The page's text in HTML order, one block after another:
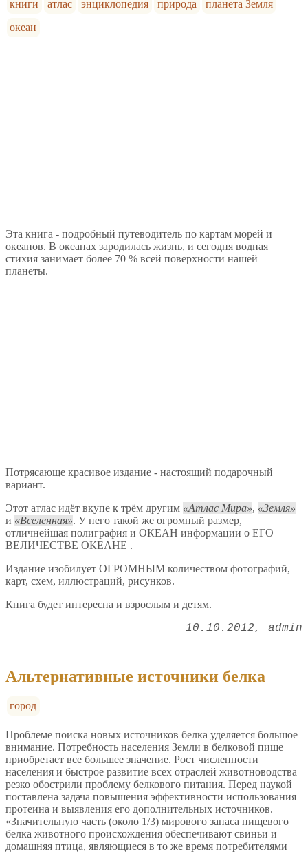
книги атлас энциклопедия природа
планета Земля
океан
Эта книга - подробный путеводитель по картам морей и
океанов. В океанах зародилась жизнь, и сегодня водная
стихия занимает более 70 % всей поверхности нашей
планеты.
Потрясающе красивое издание - настоящий подарочный
вариант.
Этот атлас идёт вкупе к трём другим
Атлас Мира ,
Земля
и
Вселенная . У него такой же огромный размер,
отличнейшая полиграфия и ОКЕАН информации о ЕГО
ВЕЛИЧЕСТВЕ ОКЕАНЕ .
Издание изобилует ОГРОМНЫМ количеством фотографий,
карт, схем, иллюстраций, рисунков.
Книга будет интересна и взрослым и детям.
10.10.2012 admin
Альтернативные источники белка
город
Проблеме поиска новых источников белка уделяется большое
внимание. Потребность населения Земли в белковой пище
приобретает все большее значение. Рост численности
населения и быстрое развитие всех отраслей животноводства
резко обострили проблему белкового питания. Перед наукой
поставлена задача повышения эффективности использования
протеина и выявления его дополнительных источников.
«Значительную часть (около 1/3) мирового запаса пищевого
белка животного происхождения обеспечивают свиньи и
домашняя птица, являющиеся в то же время потребителями